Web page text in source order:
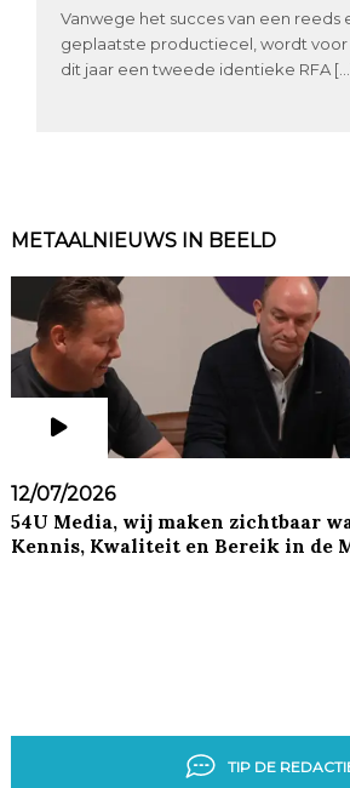
Vanwege het succes van een reeds
geplaatste productiecel, wordt voor
dit jaar een tweede identieke RFA
METAALNIEUWS IN BEELD
12/07/2026
54U Media, wij maken zichtbaar
Kennis, Kwaliteit en Bereik in de
TIP DE